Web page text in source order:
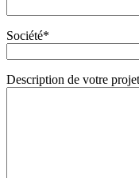
Société*
Description de votre